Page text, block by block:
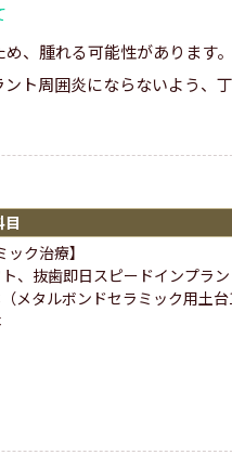
、腫れる可能性がありま
ト周囲炎にならないよう、
目
ク治療】
、抜歯即日スピードインプラン
メタルボンドセラミック用土台